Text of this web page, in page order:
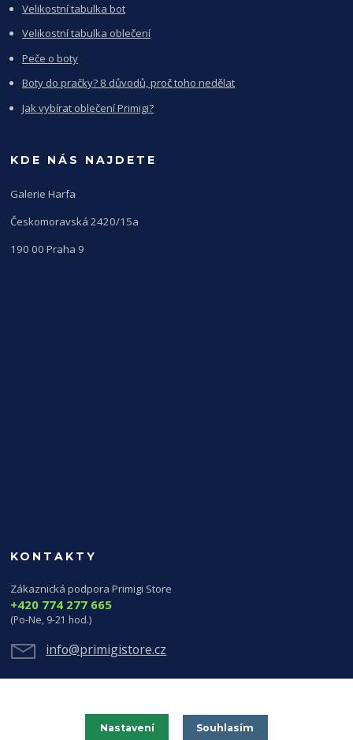
Velikostní tabulka bot
Velikostní tabulka oblečení
Peče o boty
Boty do pračky? 8 důvodů, proč toho nedělat
Jak vybírat oblečení Primigi?
KDE NÁS NAJDETE
Galerie Harfa
Českomoravská 2420/15a
190 00 Praha 9
KONTAKTY
Zákaznická podpora Primigi Store
+420 774 277 665
(Po-Ne, 9-21 hod.)
info@primigistore.cz
Nastavení Souhlasím